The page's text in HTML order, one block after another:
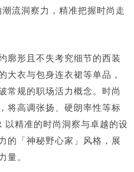
流洞察力，精准把握时尚走
廓形且不失考究细节的西装
大衣与包身连衣裙等单品，
常规的职场活力概念。时尚
将高调张扬、硬朗率性等标
以精准的时尚洞察与卓越的设
的「神秘野心家」风格，展
量。